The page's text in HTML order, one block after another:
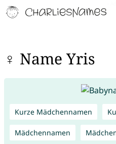
♀ Name Yris
Kurze Mädchennamen
Mädchennamen